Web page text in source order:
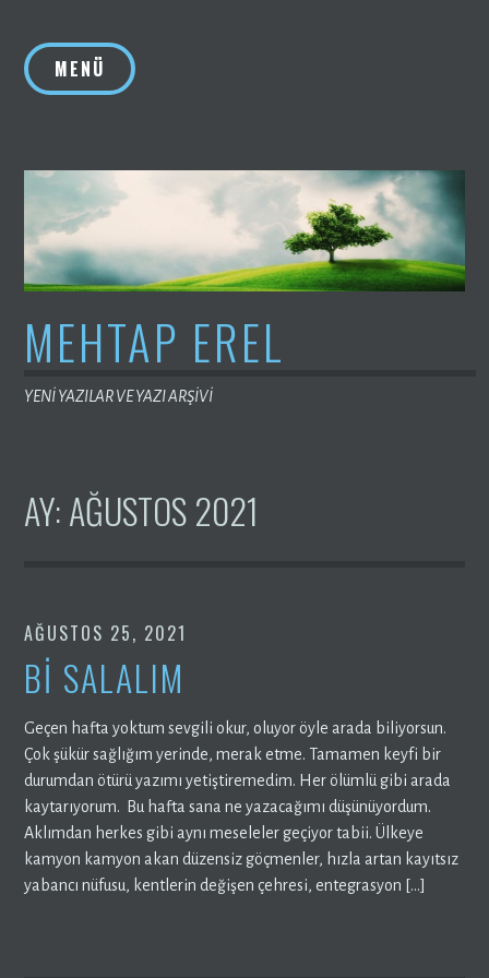
MENÜ
MEHTAP EREL
YENİ YAZILAR VE YAZI ARŞİVİ
AY:AĞUSTOS 2021
AĞUSTOS 25, 2021
Bİ SALALIM
Geçen hafta yoktum sevgili okur, oluyor öyle arada biliyorsun.
Çok şükür sağlığım yerinde, merak etme. Tamamen keyfi bir
durumdan ötürü yazımı yetiştiremedim. Her ölümlü gibi arada
kaytarıyorum. Bu hafta sana ne yazacağımı düşünüyordum.
Aklımdan herkes gibi aynı meseleler geçiyor tabii. Ülkeye
kamyon kamyon akan düzensiz göçmenler, hızla artan kayıtsız
yabancı nüfusu, kentlerin değişen çehresi, entegrasyon […]